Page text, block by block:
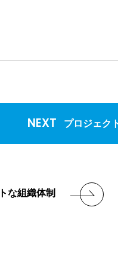
NEXT プロジェク
な組織体制